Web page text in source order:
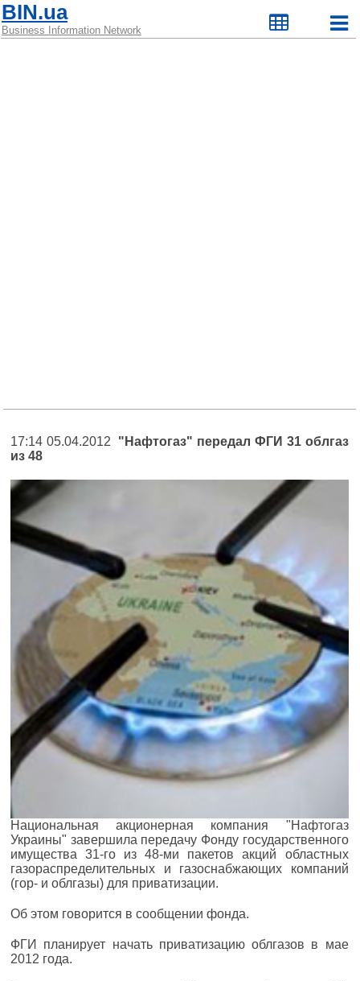
BIN.ua
Business Information Network
17:14 05.04.2012 "Нафтогаз" передал ФГИ 31 облгаз
из 48
Национальная акционерная компания "Нафтогаз
Украины" завершила передачу Фонду государственного
имущества 31-го из 48-ми пакетов акций областных
газораспределительных и газоснабжающих компаний
(гор- и облгазы) для приватизации.
Об этом говорится в сообщении фонда.
ФГИ планирует начать приватизацию облгазов в мае
2012 года.